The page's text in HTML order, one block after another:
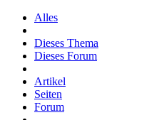
Alles
Dieses Thema
Dieses Forum
Artikel
Seiten
Forum